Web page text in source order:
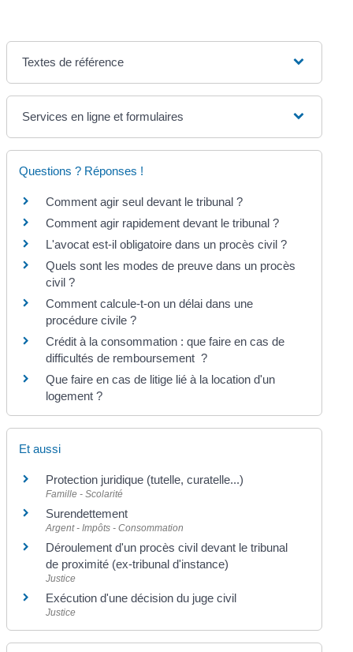
Textes de référence
Services en ligne et formulaires
Questions ? Réponses !
Comment agir seul devant le tribunal ?
Comment agir rapidement devant le tribunal ?
L'avocat est-il obligatoire dans un procès civil ?
Quels sont les modes de preuve dans un procès
civil ?
Comment calcule-t-on un délai dans une
procédure civile ?
Crédit à la consommation : que faire en cas de
difficultés de remboursement ?
Que faire en cas de litige lié à la location d'un
logement ?
Et aussi
Protection juridique (tutelle, curatelle...)
Famille - Scolarité
Surendettement
Argent - Impôts - Consommation
Déroulement d'un procès civil devant le tribunal
de proximité (ex-tribunal d'instance)
Justice
Exécution d'une décision du juge civil
Justice